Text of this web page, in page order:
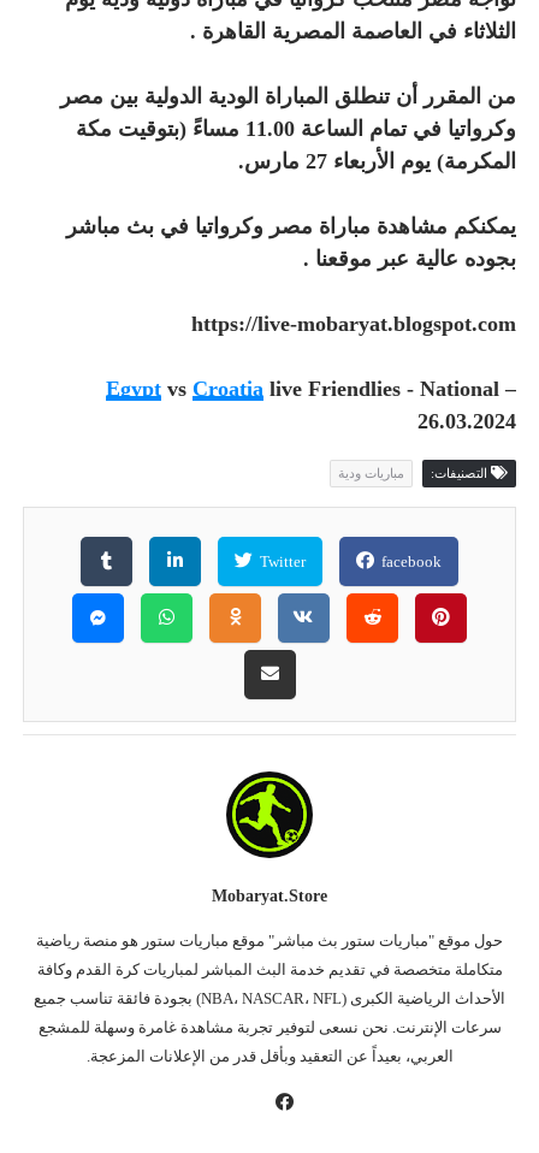
الثلاثاء في العاصمة المصرية القاهرة .
من المقرر أن تنطلق المباراة الودية الدولية بين مصر
وكرواتيا في تمام الساعة 11.00 مساءً (بتوقيت مكة
المكرمة) يوم الأربعاء 27 مارس.
يمكنكم مشاهدة مباراة مصر وكرواتيا في بث مباشر
بجوده عالية عبر موقعنا .
https://live-mobaryat.blogspot.com
Egypt vsCroatia live Friendlies - National –
26.03.2024
التصنيفات: مباريات ودية
facebook
Twitter
Mobaryat.store
حول موقع "مباريات ستور بث مباشر" موقع مباريات ستور هو منصة رياضية
متكاملة متخصصة في تقديم خدمة البث المباشر لمباريات كرة القدم وكافة
الأحداث الرياضية الكبرى (NBA، NASCAR، NFL) بجودة فائقة تناسب جميع
سرعات الإنترنت. نحن نسعى لتوفير تجربة مشاهدة غامرة وسهلة للمشجع
العربي، بعيداً عن التعقيد وبأقل قدر من الإعلانات المزعجة.